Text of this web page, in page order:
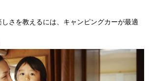
さを教えるには、キャンピングカーが最適